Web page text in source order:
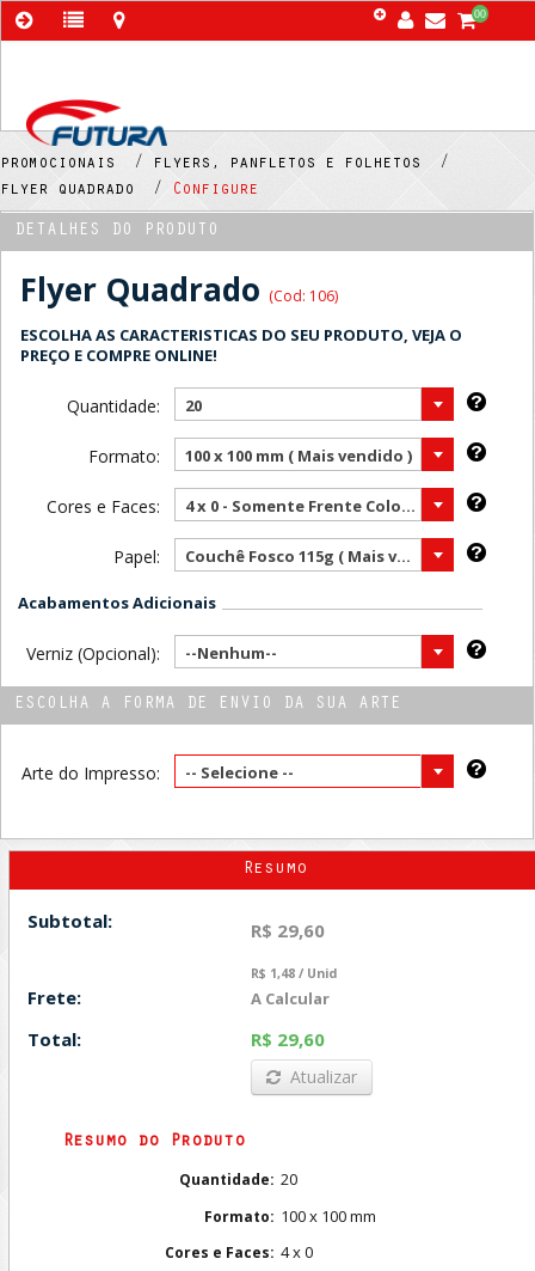
00
promocionais /
flyers, panfletos e folhetos /
flyer quadrado /
Configure
DETALHES DO PRODUTO
Flyer Quadrado (Cod: 106)
ESCOLHA AS CARACTERISTICAS DO SEU PRODUTO, VEJA O
PREÇO E COMPRE ONLINE!
Quantidade: 20
Formato: 100 x 100 mm ( Mais vendido )
Cores e Faces: 4 x 0 - Somente Frente Color ( Mais vendido )
Papel: Couchê Fosco 115g ( Mais vendido )
Acabamentos Adicionais
Verniz (Opcional): --Nenhum--
ESCOLHA A FORMA DE ENVIO DA SUA ARTE
Arte do Impresso: -- Selecione --
Resumo
Subtotal: R$ 29,60
R$ 1,48 / Unid
Frete: A Calcular
Total: R$ 29,60
Atualizar
Resumo do Produto
Quantidade: 20
Formato: 100 x 100 mm
Cores e Faces: 4 x 0